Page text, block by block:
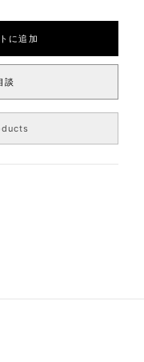
に追加
談